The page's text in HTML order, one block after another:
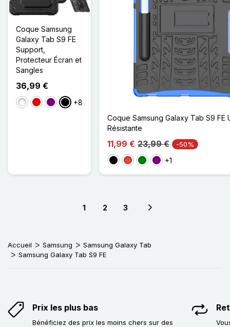
Coque Samsung
Galaxy Tab S9 FE
Support,
Protecteur Écran et
Sangles
36,99 €
Bleu/NoirRouge Noir
Noir Violet
Noir Noir
+8
Coque Samsung Galaxy Tab S9 FE
Résistante
11,99 € 23,99 € -50%
NoirRougeVertViolet
+1
1 2 3
Accueil Samsung
Samsung Galaxy Tab
Samsung Galaxy Tab S9 FE
Prix les plus bas
Bénéficiez des prix les moins chers sur des